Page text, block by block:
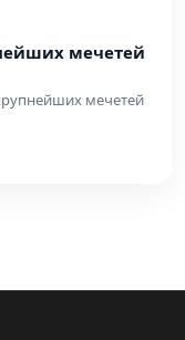
мечетей
мечетей